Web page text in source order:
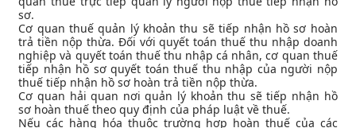
sơ.
Cơ quan thuế quản lý khoản thu sẽ tiếp nhận hồ sơ hoàn
trả tiền nộp thừa. Đối với quyết toán thuế thu nhập doanh
nghiệp và quyết toán thuế thu nhập cá nhân, cơ quan thuế
tiếp nhận hồ sơ quyết toán thuế thu nhập của người nộp
thuế tiếp nhận hồ sơ hoàn trả tiền nộp thừa.
Cơ quan hải quan nơi quản lý khoản thu sẽ tiếp nhận hồ
sơ hoàn thuế theo quy định của pháp luật về thuế.
Nếu các hàng hóa thuộc trường hợp hoàn thuế của các